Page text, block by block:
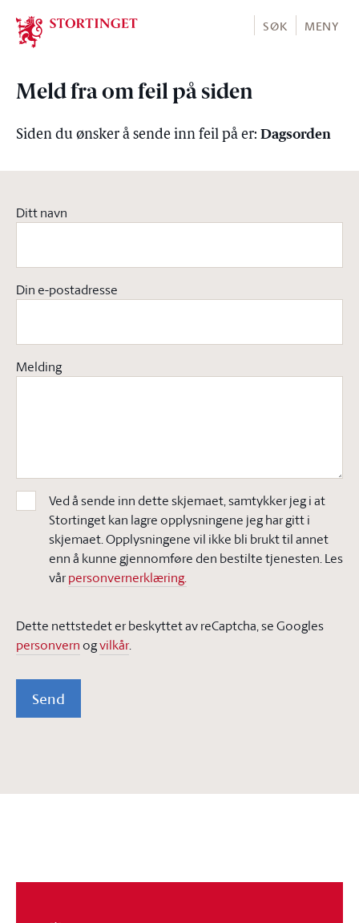
Stortinget.no
SØK MENY
Meld fra om feil på siden
Siden du ønsker å sende inn feil på er: Dagsorden
Ditt navn
Din e-postadresse
Melding
Ved å sende inn dette skjemaet, samtykker jeg i at
Stortinget kan lagre opplysningene jeg har gitt i
skjemaet. Opplysningene vil ikke bli brukt til annet
enn å kunne gjennomføre den bestilte tjenesten. Les
vårpersonvernerklæring.
Dette nettstedet er beskyttet av reCaptcha, se Googles
personvern ogvilkår.
Send